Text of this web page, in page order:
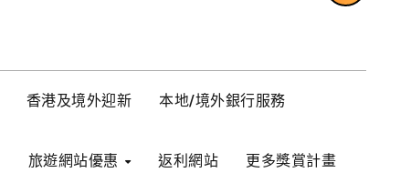
香港及境外迎新 本地/境外銀行服務
旅遊網站優惠 返利網站 更多獎賞計畫